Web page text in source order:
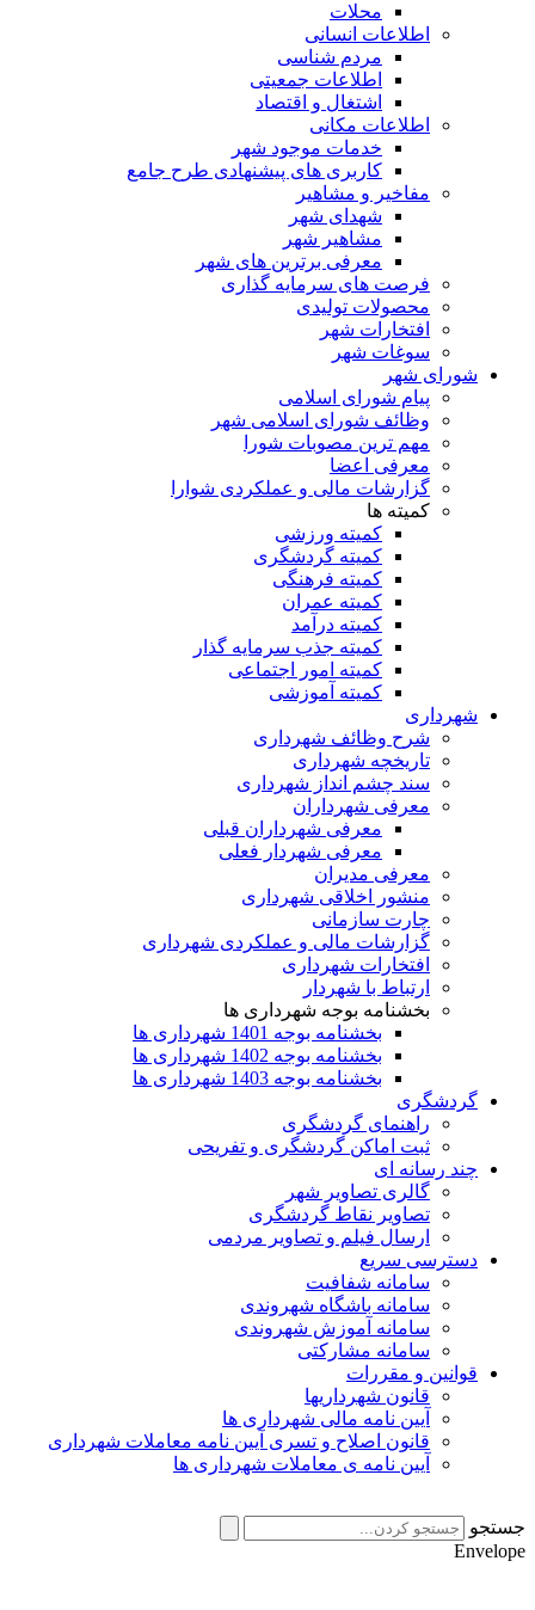
محلات
اطلاعات انسانی
مردم شناسی
اطلاعات جمعیتی
اشتغال و اقتصاد
اطلاعات مکانی
خدمات موجود شهر
کاربری های پیشنهادی طرح جامع
مفاخیر و مشاهیر
شهدای شهر
مشاهیر شهر
معرفی برترین های شهر
فرصت های سرمایه گذاری
محصولات تولیدی
افتخارات شهر
سوغات شهر
شورای شهر
پیام شورای اسلامی
وظائف شورای اسلامی شهر
مهم ترین مصوبات شورا
معرفی اعضا
گزارشات مالی و عملکردی شوارا
کمیته ها
کمیته ورزشی
کمیته گردشگری
کمیته فرهنگی
کمیته عمران
کمیته درآمد
کمیته جذب سرمایه گذار
کمیته امور اجتماعی
کمیته آموزشی
شهرداری
شرح وظائف شهرداری
تاریخچه شهرداری
سند چشم انداز شهرداری
معرفی شهرداران
معرفی شهرداران قبلی
معرفی شهردار فعلی
معرفی مدیران
منشور اخلاقی شهرداری
چارت سازمانی
گزارشات مالی و عملکردی شهرداری
افتخارات شهرداری
ارتباط با شهردار
بخشنامه بوجه شهرداری ها
بخشنامه بوجه 1401 شهرداری ها
بخشنامه بوجه 1402 شهرداری ها
بخشنامه بوجه 1403 شهرداری ها
گردشگری
راهنمای گردشگری
ثبت اماکن گردشگری و تفریحی
چند رسانه ای
گالری تصاویر شهر
تصاویر نقاط گردشگری
ارسال فیلم و تصاویر مردمی
دسترسی سریع
سامانه شفافیت
سامانه باشگاه شهروندی
سامانه آموزش شهروندی
سامانه مشارکتی
قوانین و مقررات
قانون شهرداریها
آیین نامه مالی شهرداری ها
قانون اصلاح و تسری آیین نامه معاملات شهرداری
آیین نامه ی معاملات شهرداری ها
جستجو
Envelope